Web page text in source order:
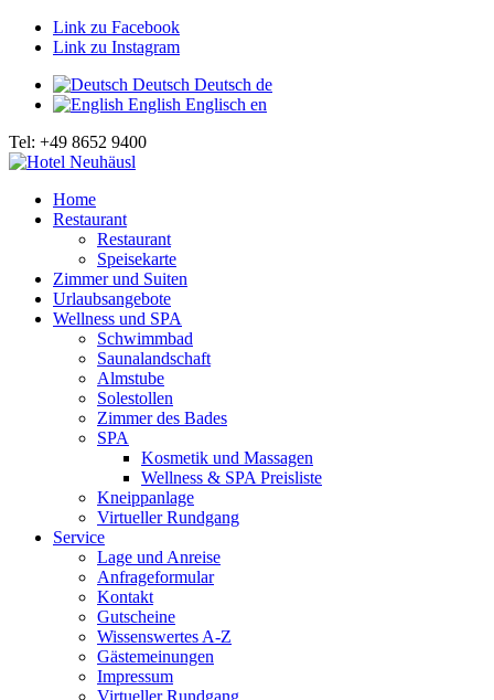
Link zu Facebook
Link zu Instagram
Deutsch Deutsch de
English Englisch en
Tel: +49 8652 9400
Home
Restaurant
Restaurant
Speisekarte
Zimmer und Suiten
Urlaubsangebote
Wellness und SPA
Schwimmbad
Saunalandschaft
Almstube
Solestollen
Zimmer des Bades
SPA
Kosmetik und Massagen
Wellness & SPA Preisliste
Kneippanlage
Virtueller Rundgang
Service
Lage und Anreise
Anfrageformular
Kontakt
Gutscheine
Wissenswertes A-Z
Gästemeinungen
Impressum
Virtueller Rundgang